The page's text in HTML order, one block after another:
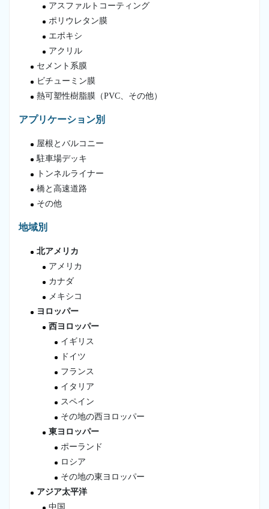
アスファルトコーティング
ポリウレタン膜
エポキシ
アクリル
セメント系膜
ビチューミン膜
熱可塑性樹脂膜（PVC、その他）
アプリケーション別
屋根とバルコニー
駐車場デッキ
トンネルライナー
橋と高速道路
その他
地域別
北アメリカ
アメリカ
カナダ
メキシコ
ヨロッパー
西ヨロッパー
イギリス
ドイツ
フランス
イタリア
スペイン
その地の西ヨロッパー
東ヨロッパー
ポーランド
ロシア
その地の東ヨロッパー
アジア太平洋
中国